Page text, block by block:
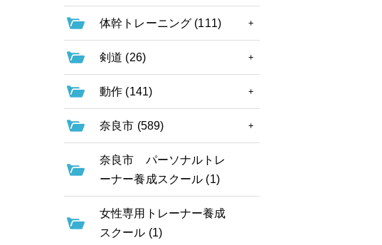
体幹トレーニング (111)
剣道 (26)
動作 (141)
奈良市 (589)
奈良市 パーソナルトレ
ーナー養成スクール (1)
女性専用トレーナー養成
スクール (1)